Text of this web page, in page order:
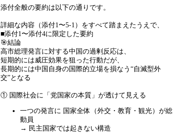
添付全般の要約は以下の通りです。
詳細な内容（添付1〜5-1 ）をすべて踏まえたうえで、
■添付1〜添付4に限定した要約
🎯結論
高市総理発言に対する中国の過剰反応は、
短期的には威圧効果を狙った行動だが、
長期的には中国自身の国際的立場を損なう “自滅型外
交”となる
① 国際社会に「党国家の本質」が透けて見える
一つの発言に 国家全体（外交・教育・観光）が総
動員
→ 民主国家では起きない構造